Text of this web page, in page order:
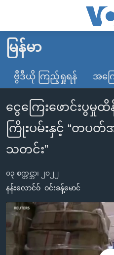
လွယ်ကူ
စေ
သည့်
များ
ပင်မ
အကြောင်းအရာ
ကျော်
ကြည့်
ပင်မ
အ
စာမျက်နှာ
မူလစာမျက်နှာ
မြန်မာ
ကမ္ဘာ့သတင်းများ
နိုင်ငံတကာ
အမေရိကန်
တရုတ်
ဗွီဒီယို
သတင်းလွတ်လပ်ခွင့်
ရပ်ဝန်းတခု လမ်းတခု အလွန်
အမေရိကန်သုံးအီဒီယံ
မကြေးမုံရဲ့ အင်္ဂလိပ်စာ
ရုပ်ရှင်ထဲက အင်္ဂလိပ်စာ
သုတပဒေသာ အင်္ဂလိပ်စာ
အပတ်စဉ်ကဏ္ဍများ
တီဗွီ
ရေဒီယိုနှင့်ရုပ်သံ အချက်အလက်မ
ရေဒီယို/တီဗွီအစီအစဉ်
Learning English
မြန်မာ
ဗွီဒီယို ကြည့်ရှုရန် အကြ
ငွေကြေးဖောင်းပွ
ကြိုးပမ်းနှင့် “တပ
သတင်း”
၀၃ စက္တင္ဘာ၊ ၂၀၂၂
နန်းလောင်ဝ် ဝင်းခန့်မောင်